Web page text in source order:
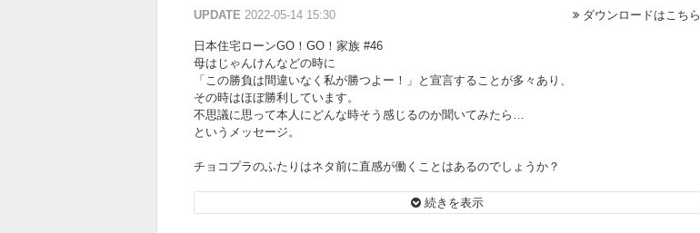
ダウンロードはこちら
UPDATE 2022-05-14 15:30
日本住宅ローンGO！GO！家族 #46
母はじゃんけんなどの時に
「この勝負は間違いなく私が勝つよー！」と宣言することが多々あり、
その時はほぼ勝利しています。
不思議に思って本人にどんな時そう感じるのか聞いてみたら…
というメッセージ。
チョコプラのふたりはネタ前に直感が働くことはあるのでしょうか？
松尾さんは決勝直前どんなことを思っていたのか？！
続きを表示